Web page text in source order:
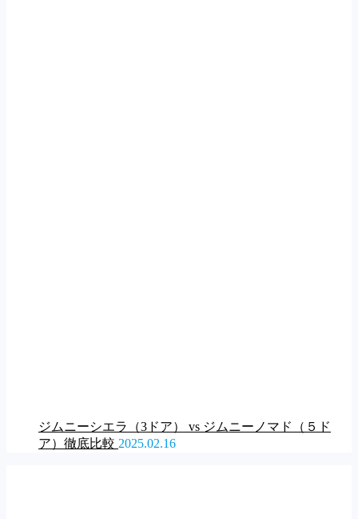
ジムニーシエラ（3ドア） vs ジムニーノマド（５ド
ア）徹底比較 2025.02.16